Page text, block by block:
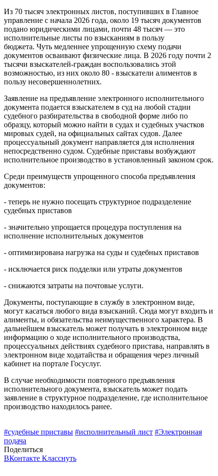
Из 70 тысяч электронных листов, поступивших в Главное
управление с начала 2026 года, около 19 тысяч документов
подано юридическими лицами, почти 48 тысяч — это
исполнительные листы по взысканиям в пользу
бюджета. Чуть медленнее упрощенную схему подачи
документов осваивают физические лица. В 2026 году почти 2
тысячи взыскателей-граждан воспользовались этой
возможностью, из них около 80 - взыскатели алиментов в
пользу несовершеннолетних.
Заявление на предъявление электронного исполнительного
документа подается взыскателем в суд на любой стадии
судебного разбирательства в свободной форме либо по
образцу, который можно найти в судах и судебных участков
мировых судей, на официальных сайтах судов. Далее
процессуальный документ направляется для исполнения
непосредственно судом. Судебные приставы возбуждают
исполнительное производство в установленный законом срок.
Среди преимуществ упрощенного способа предъявления
документов:
- теперь не нужно посещать структурное подразделение
судебных приставов
- значительно упрощается процедура поступления на
исполнение исполнительных документов
- оптимизирована нагрузка на суды и судебных приставов
- исключается риск подделки или утраты документов
- снижаются затраты на почтовые услуги.
Документы, поступающие в службу в электронном виде,
могут касаться любого вида взысканий. Сюда могут входить и
алименты, и обязательства неимущественного характера. В
дальнейшем взыскатель может получать в электронном виде
информацию о ходе исполнительного производства,
процессуальных действиях судебного пристава, направлять в
электронном виде ходатайства и обращения через личный
кабинет на портале Госуслуг.
В случае необходимости повторного предъявления
исполнительного документа, взыскатель может подать
заявление в структурное подразделение, где исполнительное
производство находилось ранее.
#судебные приставы #исполнительный лист #Электронная
подача
Поделиться
ВКонтакте Класснуть